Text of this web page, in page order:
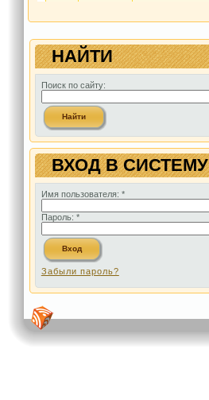
НАЙТИ
Поиск по сайту:
ВХОД В СИСТЕМУ
Имя пользователя: *
Пароль: *
Забыли пароль?